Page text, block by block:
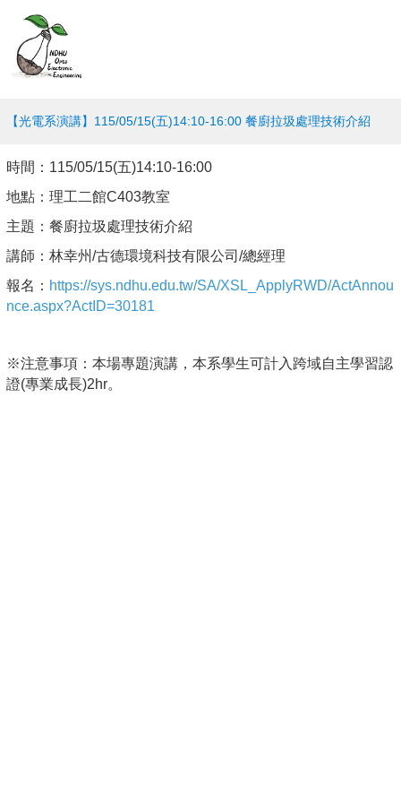
【光電系演講】115/05/15(五)14:10-16:00 餐廚拉圾處理技術介紹
時間： 115/05/15(五)14:10-16:00
地點：理工二館C403教室
主題：餐廚拉圾處理技術介紹
講師：林幸州/古德環境科技有限公司/總經理
報名： https://sys.ndhu.edu.tw/SA/XSL_ApplyRWD/ActAnnou
nce.aspx?ActID=30181
※注意事項：本場專題演講，本系學生可計入跨域自主學習認
證(專業成長)2hr。